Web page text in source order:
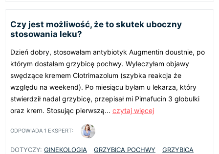
Czy jest możliwość, że to skutek uboczny
stosowania leku?
Dzień dobry, stosowałam antybiotyk Augmentin doustnie, po
którym dostałam grzybicę pochwy. Wyleczyłam objawy
swędzące kremem Clotrimazolum (szybka reakcja że
względu na weekend). Po miesiącu byłam u lekarza, który
stwierdził nadal grzybicę, przepisał mi Pimafucin 3 globulki
oraz krem. Stosując pierwszą... czytaj więcej
ODPOWIADA 1 EKSPERT:
DOTYCZY: GINEKOLOGIA GRZYBICA POCHWY
GRZYBICA